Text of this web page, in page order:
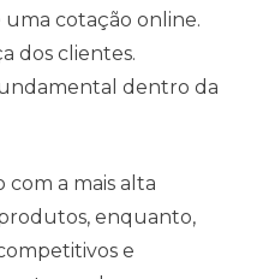
uma cotação online.
dos clientes.
dentro da
com a mais alta
enquanto,
e